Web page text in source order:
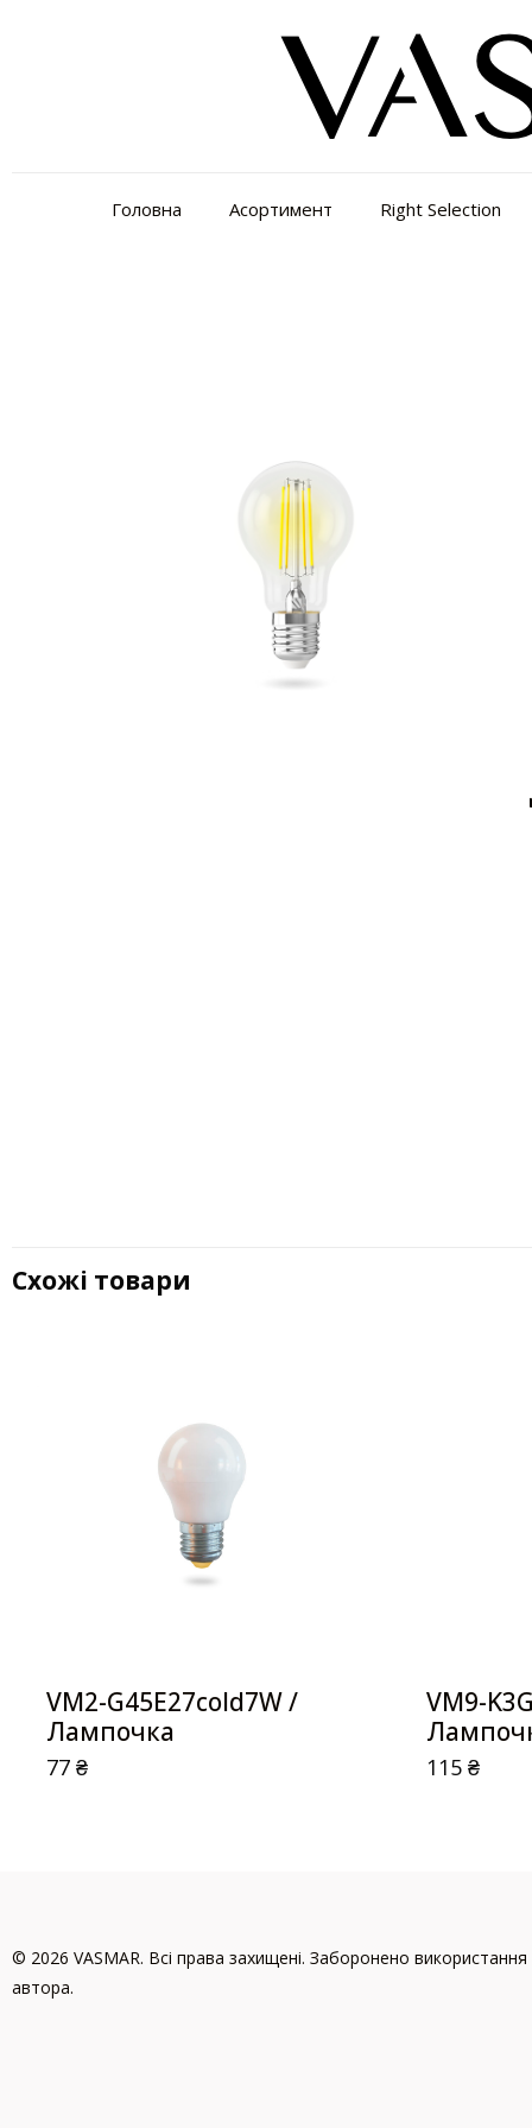
Головна Асортимент Right Selection
Схожі товари
VM2-G45E27cold7W /
Лампочка
77₴
VM9-
115₴
© 2026 VASMAR. Всі права захищені. Заборонено використання
автора.